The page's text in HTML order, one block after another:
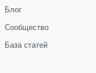
Блог
Сообщество
База статей